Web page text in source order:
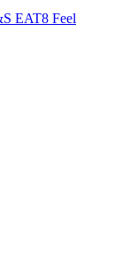
EAT8 Feel